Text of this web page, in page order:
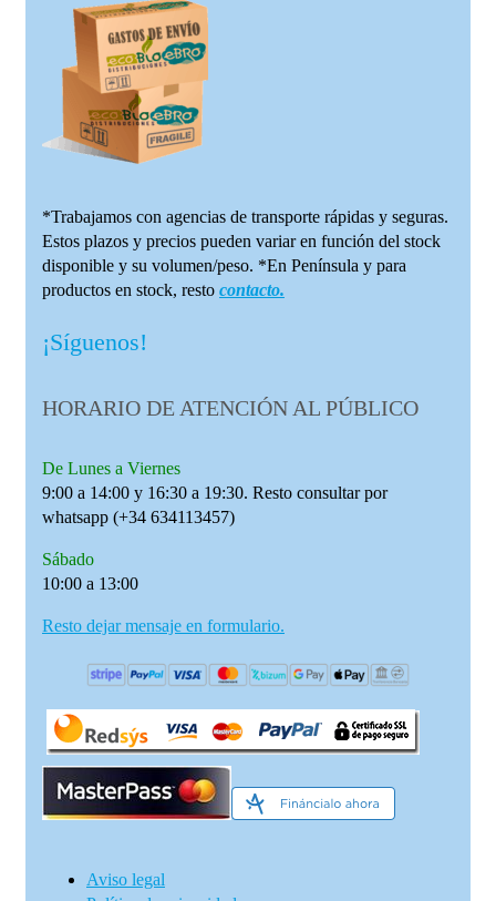
*Trabajamos con agencias de transporte rápidas y seguras.
Estos plazos y precios pueden variar en función del stock
disponible y su volumen/peso. *En Península y para
productos en stock, resto contacto.
¡Síguenos!
HORARIO DE ATENCIÓN AL PÚBLICO
De Lunes a Viernes
9:00 a 14:00 y 16:30 a 19:30. Resto consultar por
whatsapp (+34 634113457)
Sábado
10:00 a 13:00
Resto dejar mensaje en formulario.
Aviso legal